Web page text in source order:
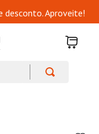
desconto. Aproveite!